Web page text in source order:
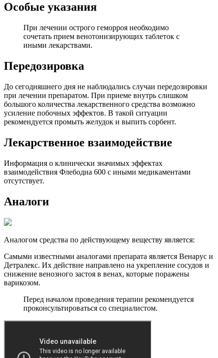
Особые указания
При лечении острого геморроя необходимо
сочетать прием венотонизирующих таблеток с
иными лекарствами.
Передозировка
До сегодняшнего дня не наблюдались случаи передозировки
при лечении препаратом. При приеме внутрь слишком
большого количества лекарственного средства возможно
усиление побочных эффектов. В такой ситуации
рекомендуется промыть желудок и выпить сорбент.
Лекарственное взаимодействие
Информация о клинически значимых эффектах
взаимодействия Флебодиа 600 с иными медикаментами
отсутствует.
Аналоги
Аналогом средства по действующему веществу является:
Самыми известными аналогами препарата является Венарус и
Детралекс. Их действие направлено на укрепление сосудов и
снижение венозного застоя в венах, которые поражены
варикозом.
Перед началом проведения терапии рекомендуется
проконсультироваться со специалистом.